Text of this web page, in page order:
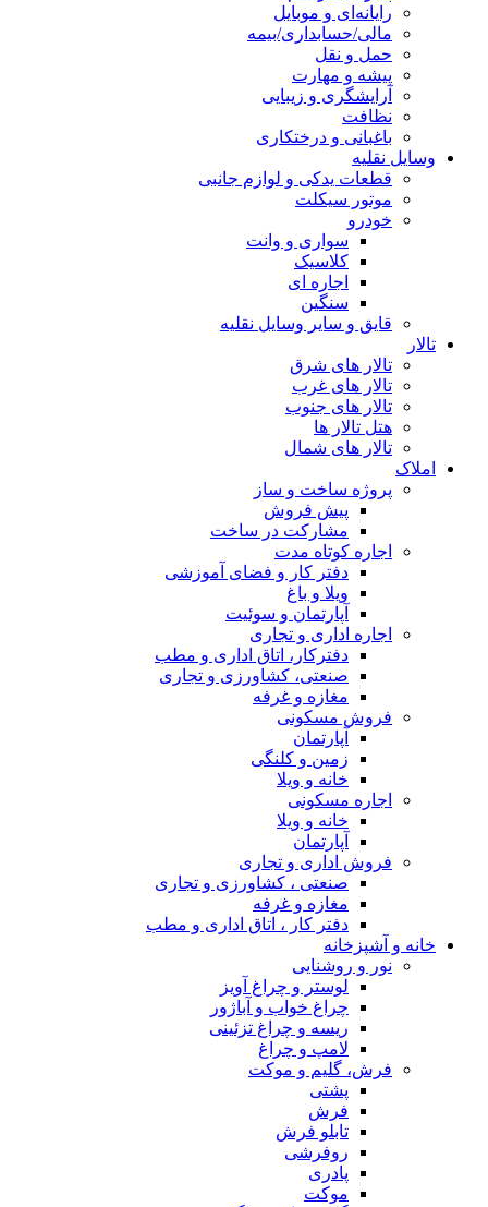
رایانه‌ای و موبایل
مالی/حسابداری/بیمه
حمل و نقل
پیشه و مهارت
آرایشگری و زیبایی
نظافت
باغبانی و درختکاری
وسایل نقلیه
قطعات یدکی و لوازم جانبی
موتور سیکلت
خودرو
سواری و وانت
کلاسیک
اجاره ای
سنگین
قایق و سایر وسایل نقلیه
تالار
تالار های شرق
تالار های غرب
تالار های جنوب
هتل تالار ها
تالار های شمال
املاک
پروژه ساخت و ساز
پیش فروش
مشارکت در ساخت
اجاره کوتاه مدت
دفتر کار و فضای آموزشی
ویلا و باغ
آپارتمان و سوئیت
اجاره اداری و تجاری
دفترکار، اتاق اداری و مطب
صنعتی، کشاورزی و تجاری
مغازه و غرفه
فروش مسکونی
آپارتمان
زمین و کلنگی
خانه و ویلا
اجاره مسکونی
خانه و ویلا
آپارتمان
فروش اداری و تجاری
صنعتی ، کشاورزی و تجاری
مغازه و غرفه
دفتر کار ، اتاق اداری و مطب
خانه و آشپزخانه
نور و روشنایی
لوستر و چراغ آویز
چراغ خواب و آباژور
ریسه و چراغ تزئینی
لامپ و چراغ
فرش، گلیم و موکت
پشتی
فرش
تابلو فرش
روفرشی
پادری
موکت